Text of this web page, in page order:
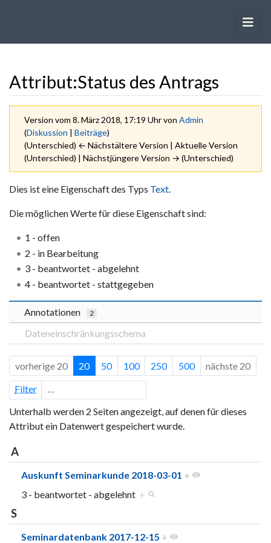
Attribut:Status des Antrags
Version vom 8. März 2018, 17:19 Uhr von Admin
(Diskussion | Beiträge)
(Unterschied) ← Nächstältere Version | Aktuelle Version
(Unterschied) | Nächstjüngere Version → (Unterschied)
Wechseln zu:Navigation,Suche
Dies ist eine Eigenschaft des Typs Text.
Die möglichen Werte für diese Eigenschaft sind:
1 - offen
2 - in Bearbeitung
3 - beantwortet - abgelehnt
4 - beantwortet - stattgegeben
Annotationen 2
Dateneinschränkungsschema
vorherige 20 20 50 100 250 500 nächste 20
Filter
Unterhalb werden 2 Seiten angezeigt, auf denen für dieses
Attribut ein Datenwert gespeichert wurde.
A
Auskunft Seminarkunde 2018-03-01 +
3 - beantwortet - abgelehnt +
S
Seminardatenbank 2017-12-15 +